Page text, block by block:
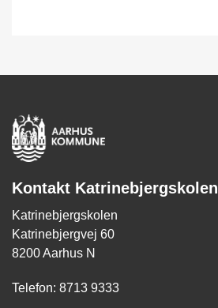
Kontakt Katrinebjergskolen
Katrinebjergskolen
Katrinebjergvej 60
8200 Aarhus N
Telefon: 8713 9333